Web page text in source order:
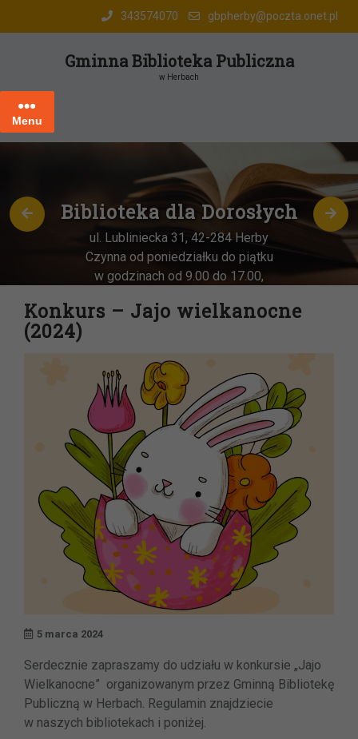
343574070 gbpherby@poczta.onet.pl
Gminna Biblioteka Publiczna
w Herbach
Menu
Biblioteka dla Dorosłych
ul. Lubliniecka 31, 42-284 Herby
Czynna od poniedziałku do piątku
w godzinach od 9.00 do 17.00,
w godz. 9:00-13:00
Konkurs – Jajo wielkanocne
(2024)
5 marca 2024
Serdecznie zapraszamy do udziału w konkursie „Jajo
Wielkanocne” organizowanym przez Gminną Bibliotekę
Publiczną w Herbach. Regulamin znajdziecie
w naszych bibliotekach i poniżej.